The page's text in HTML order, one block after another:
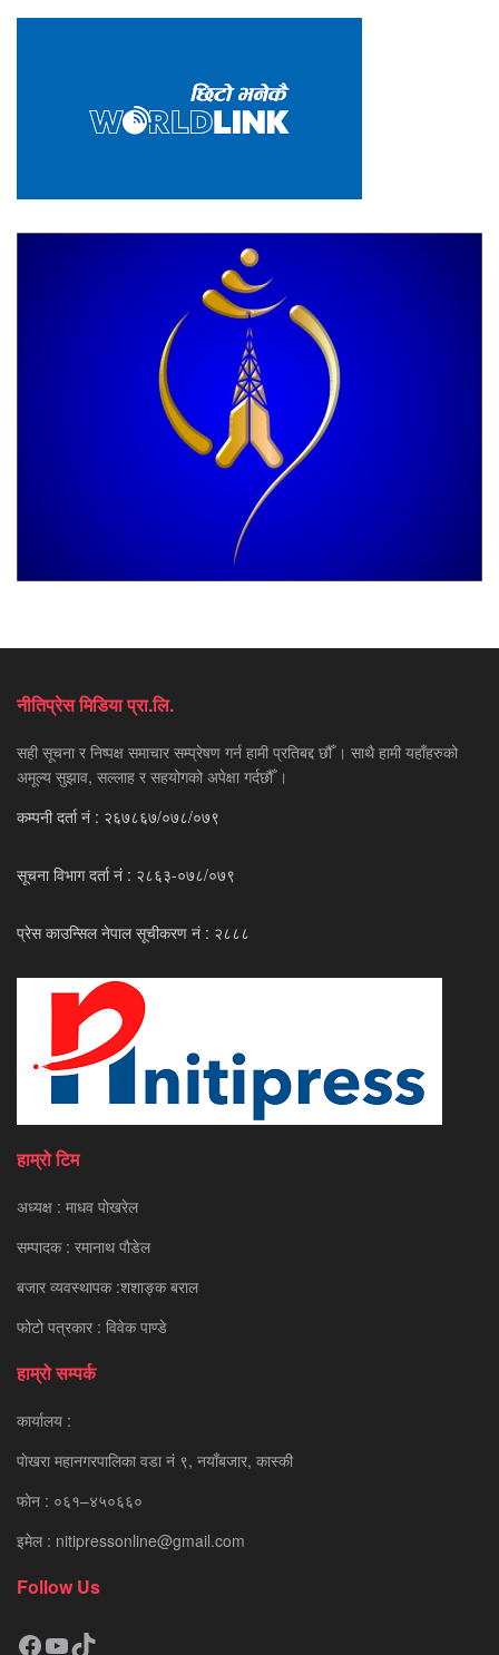
नीतिप्रेस मिडिया प्रा.लि.
सही सूचना र निष्पक्ष समाचार सम्प्रेषण गर्न हामी प्रतिबद्द छौँ । साथै हामी यहाँहरुको
अमूल्य सुझाव, सल्लाह र सहयोगको अपेक्षा गर्दछौँ ।
कम्पनी दर्ता नं : २६७८६७/०७८/०७९
सूचना विभाग दर्ता नं : २८६३-०७८/०७९
प्रेस काउन्सिल नेपाल सूचीकरण नं : २८८८
हाम्रो टिम
अध्यक्ष : माधव पाेखरेल
सम्पादक : रमानाथ पाैडेल
बजार व्यवस्थापक :शशाङ्क बराल
फोटो पत्रकार : विवेक पाण्डे
हाम्रो सम्पर्क
कार्यालय :
पाेखरा महानगरपालिका वडा नं ९, नयाँबजार, कास्की
फाेन : ०६१–४५०६६०
इमेल : nitipressonline@gmail.com
Follow Us
Facebook
YouTube
TikTok